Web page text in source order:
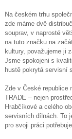
Na českém trhu
zde máme dvě
souprav, v naprosté
na tuto značku na
kultury, považujeme ji
Jsme spokojeni s
hustě pokrytá servisní
Zde v České republice
TRADE – nejen
Hrabčíkové a celého
servisních dílnách. To
pro svoji práci